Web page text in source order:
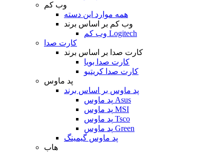
وب کم
همه موارد این دسته
وب کم بر اساس برند
وب کم Logitech
کارت صدا
کارت صدا بر اساس برند
کارت صدا بویا
کارت صدا کریتیو
پد ماوس
پد ماوس بر اساس برند
پد ماوس Asus
پد ماوس MSI
پد ماوس Tsco
پد ماوس Green
پد ماوس گیمینگ
هاب